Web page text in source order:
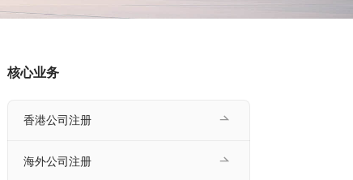
核心业务
香港公司注册
海外公司注册